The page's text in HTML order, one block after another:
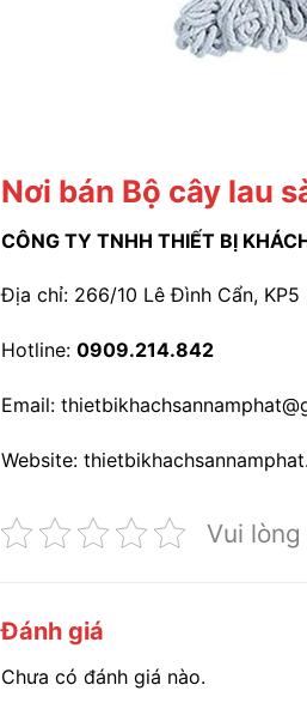
Nơi bán Bộ cây lau
CÔNG TY TNHH THIẾT BỊ
Địa chỉ: 266/10 Lê Đình Cẩn, KP5
Hotline:0909.214.842
Email:
Website:
Vui
Đánh giá
Chưa có đánh giá nào.